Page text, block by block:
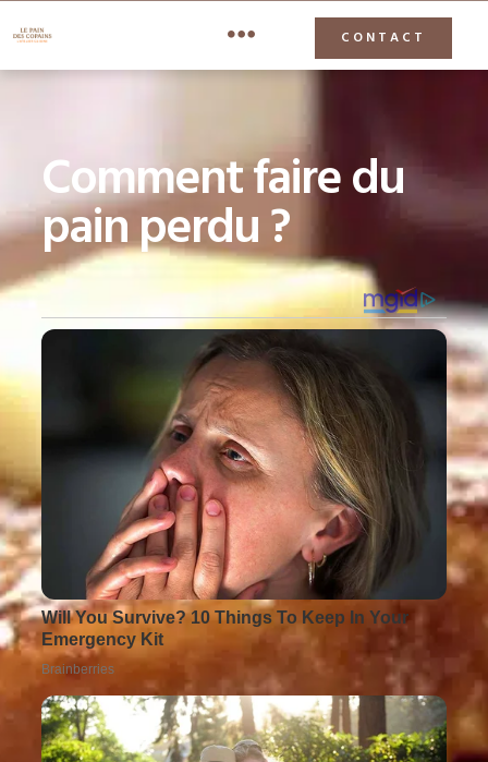
CONTACT
Comment faire du
pain perdu​ ?